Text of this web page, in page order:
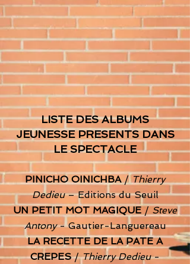
LISTE DES ALBUMS
JEUNESSE PRESENTS DANS
LE SPECTACLE
PINICHO OINICHBA/Thierry
Dedieu– Editions du Seuil
UN PETIT MOT MAGIQUE/Steve
Antony- Gautier-Languereau
LA RECETTE DE LA PATE A
CREPES/Thierry Dedieu-